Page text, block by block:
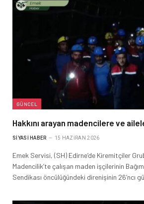
GÜNCEL
Hakkını arayan madencilere ve
SIYASI HABER 15 HAZIRAN 2026
Emek Servisi, (SH) Edirne’de Kiremitçiler
Madencilik’te çalışan maden işçilerinin
Sendikası öncülüğündeki direnişinin 26’ncı